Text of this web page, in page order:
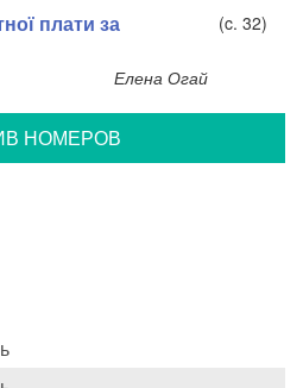
плати за
(c. 32)
Елена Огай
НОМЕРОВ